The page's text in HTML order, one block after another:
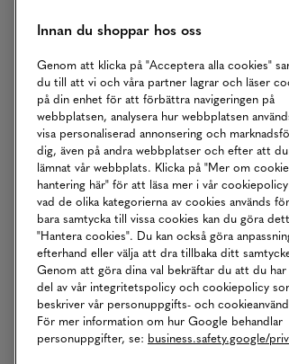
Om MQ Marqet
Kundservice
Returer
Vårt Ansvar
Studentrabatt
Betalningar online sköts i
Innan du shoppar hos oss
Genom att klicka på "Acceptera alla cookies"
du till att vi och våra partner lagrar och läser
på din enhet för att förbättra navigeringen på
webbplatsen, analysera hur webbplatsen
visa personaliserad annonsering och
dig, även på andra webbplatser och efter att
lämnat vår webbplats. Klicka på "Mer om
hantering här" för att läsa mer i vår
vad de olika kategorierna av cookies används
bara samtycka till vissa cookies kan du göra
"Hantera cookies". Du kan också göra
efterhand eller välja att dra tillbaka ditt
Genom att göra dina val bekräftar du att du
del av vår integritetspolicy och cookiepolicy
beskriver vår personuppgifts- och
För mer information om hur Google behandlar
personuppgifter, se: business.safety.google/